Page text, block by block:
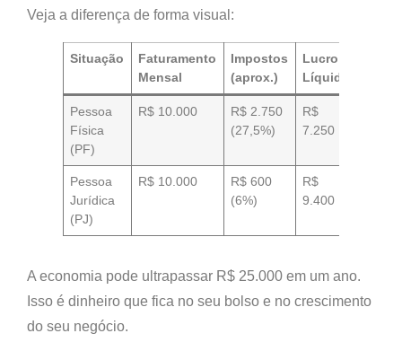
Veja a diferença de forma visual:
Situação
Faturamento
Mensal
Impostos
(aprox.)
Lucro
Líquido
Pessoa
Física
(PF)
R$ 10.000
R$ 2.750
(27,5%)
R$
7.250
Pessoa
Jurídica
(PJ)
R$ 10.000
R$ 600
(6%)
R$
9.400
A economia pode ultrapassar R$ 25.000 em um ano.
Isso é dinheiro que fica no seu bolso e no crescimento
do seu negócio.